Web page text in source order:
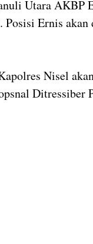
Utara AKBP
Posisi Ernis
Nisel
Ditressiber